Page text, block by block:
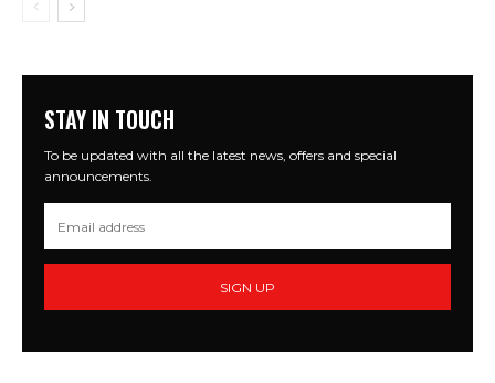
STAY IN TOUCH
To be updated with all the latest news, offers and special
announcements.
SIGN UP